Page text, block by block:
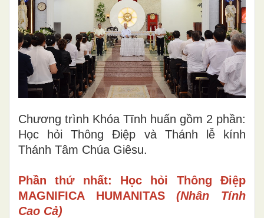
Chương trình Khóa Tĩnh huấn gồm 2 phần:
Học hỏi Thông Điệp và Thánh lễ kính
Thánh Tâm Chúa Giêsu.
Phần thứ nhất: Học hỏi Thông Điệp
MAGNIFICA HUMANITAS(Nhân Tính
Cao Cả)